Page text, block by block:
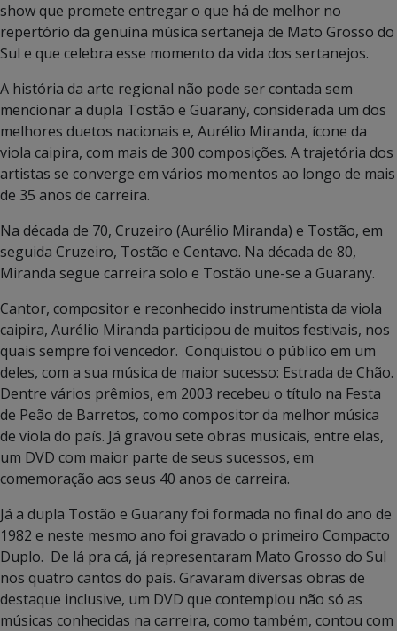
show que promete entregar o que há de melhor no
repertório da genuína música sertaneja de Mato Grosso do
Sul e que celebra esse momento da vida dos sertanejos.
A história da arte regional não pode ser contada sem
mencionar a dupla Tostão e Guarany, considerada um dos
melhores duetos nacionais e, Aurélio Miranda, ícone da
viola caipira, com mais de 300 composições. A trajetória dos
artistas se converge em vários momentos ao longo de mais
de 35 anos de carreira.
Na década de 70, Cruzeiro (Aurélio Miranda) e Tostão, em
seguida Cruzeiro, Tostão e Centavo. Na década de 80,
Miranda segue carreira solo e Tostão une-se a Guarany.
Cantor, compositor e reconhecido instrumentista da viola
caipira, Aurélio Miranda participou de muitos festivais, nos
quais sempre foi vencedor. Conquistou o público em um
deles, com a sua música de maior sucesso: Estrada de Chão.
Dentre vários prêmios, em 2003 recebeu o título na Festa
de Peão de Barretos, como compositor da melhor música
de viola do país. Já gravou sete obras musicais, entre elas,
um DVD com maior parte de seus sucessos, em
comemoração aos seus 40 anos de carreira.
Já a dupla Tostão e Guarany foi formada no final do ano de
1982 e neste mesmo ano foi gravado o primeiro Compacto
Duplo. De lá pra cá, já representaram Mato Grosso do Sul
nos quatro cantos do país. Gravaram diversas obras de
destaque inclusive, um DVD que contemplou não só as
músicas conhecidas na carreira, como também, contou com